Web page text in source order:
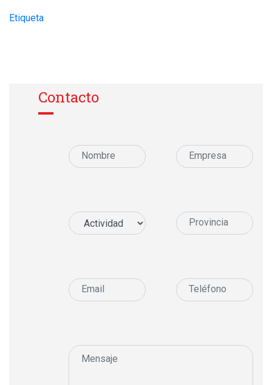
Etiqueta
Contacto